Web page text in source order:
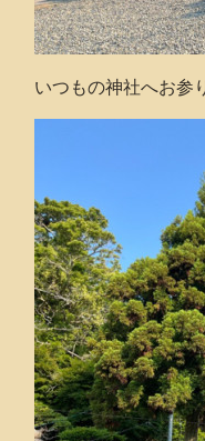
いつもの神社へお